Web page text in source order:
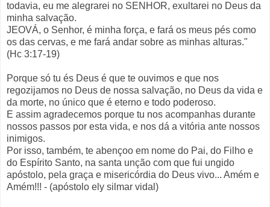
todavia, eu me alegrarei no SENHOR, exultarei no Deus da
minha salvação.
JEOVÁ, o Senhor, é minha força, e fará os meus pés como
os das cervas, e me fará andar sobre as minhas alturas."
(Hc 3:17-19)
Porque só tu és Deus é que te ouvimos e que nos
regozijamos no Deus de nossa salvação, no Deus da vida e
da morte, no único que é eterno e todo poderoso.
E assim agradecemos porque tu nos acompanhas durante
nossos passos por esta vida, e nos dá a vitória ante nossos
inimigos.
Por isso, também, te abençoo em nome do Pai, do Filho e
do Espírito Santo, na santa unção com que fui ungido
apóstolo, pela graça e misericórdia do Deus vivo... Amém e
Amém!!! - (apóstolo ely silmar vidal)